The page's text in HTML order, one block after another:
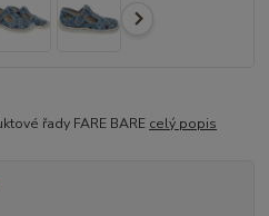
řady FARE BARE celý popis